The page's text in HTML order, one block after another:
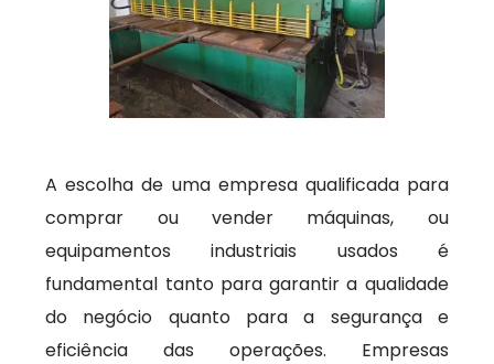
A escolha de uma empresa qualificada para
comprar ou vender máquinas, ou
equipamentos industriais usados é
fundamental tanto para garantir a qualidade
do negócio quanto para a segurança e
eficiência das operações. Empresas